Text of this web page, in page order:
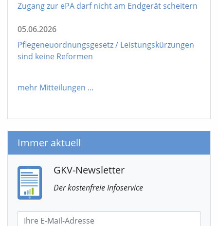
Zugang zur ePA darf nicht am Endgerät scheitern
05.06.2026
Pflegeneuordnungsgesetz / Leistungskürzungen
sind keine Reformen
mehr Mitteilungen ...
Immer aktuell
GKV-Newsletter
Der kostenfreie Infoservice